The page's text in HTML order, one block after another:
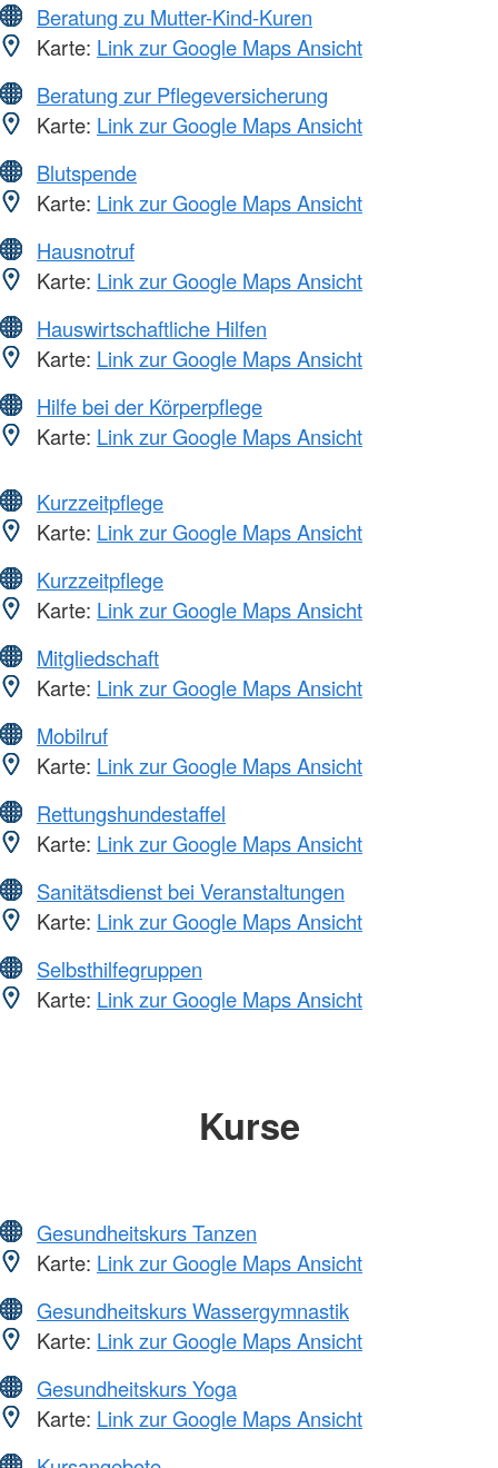
Beratung zu Mutter-Kind-Kuren
Karte: Link zur Google Maps Ansicht
Beratung zur Pflegeversicherung
Karte: Link zur Google Maps Ansicht
Blutspende
Karte: Link zur Google Maps Ansicht
Hausnotruf
Karte: Link zur Google Maps Ansicht
Hauswirtschaftliche Hilfen
Karte: Link zur Google Maps Ansicht
Hilfe bei der Körperpflege
Karte: Link zur Google Maps Ansicht
Kurzzeitpflege
Karte: Link zur Google Maps Ansicht
Kurzzeitpflege
Karte: Link zur Google Maps Ansicht
Mitgliedschaft
Karte: Link zur Google Maps Ansicht
Mobilruf
Karte: Link zur Google Maps Ansicht
Rettungshundestaffel
Karte: Link zur Google Maps Ansicht
Sanitätsdienst bei Veranstaltungen
Karte: Link zur Google Maps Ansicht
Selbsthilfegruppen
Karte: Link zur Google Maps Ansicht
Kurse
Gesundheitskurs Tanzen
Karte: Link zur Google Maps Ansicht
Gesundheitskurs Wassergymnastik
Karte: Link zur Google Maps Ansicht
Gesundheitskurs Yoga
Karte: Link zur Google Maps Ansicht